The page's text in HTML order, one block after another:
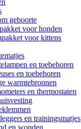
geboorte
voor honden
voor kittens
en toebehoren
en toebehoren
warmtebronnen
en thermostaten
en trainingsmatjes